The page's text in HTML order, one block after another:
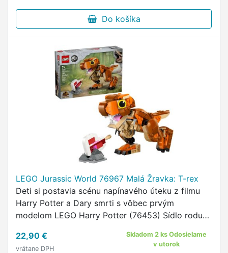
Do košíka
LEGO Jurassic World 76967 Malá Žravka: T-rex
Deti si postavia scénu napínavého úteku z filmu
Harry Potter a Dary smrti s vôbec prvým
modelom LEGO Harry Potter (76453) Sídlo rodu
22,90 €
vrátane DPH
Skladom 2 ks Odosielame
v utorok